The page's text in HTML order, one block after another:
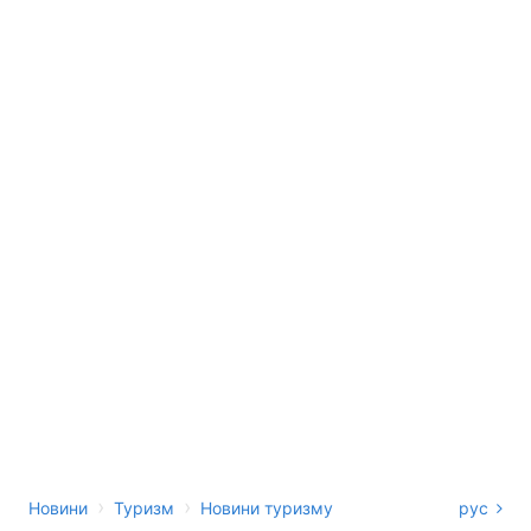
Новини › Туризм › Новини туризму рус